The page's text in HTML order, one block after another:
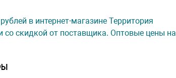
в интернет-магазине Территория
со скидкой от поставщика. Оптовые цены на